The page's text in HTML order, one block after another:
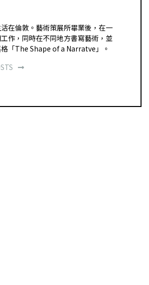
在倫敦。藝術策展所畢業後，在一
作，同時在不同地方書寫藝術，並
「The Shape of a Narratve」。